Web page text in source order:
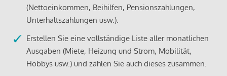
(Nettoeinkommen, Beihilfen, Pensionszahlungen,
Unterhaltszahlungen usw.).
Erstellen Sie eine vollständige Liste aller monatlichen
Ausgaben (Miete, Heizung und Strom, Mobilität,
Hobbys usw.) und zählen Sie auch dieses zusammen.